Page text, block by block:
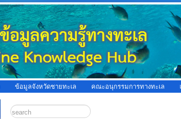
ข้อมูลจังหวัดชายทะเล คณะอนุกรรมการทางทะเล